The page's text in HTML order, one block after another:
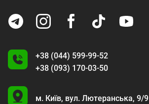
+38 (044) 599-99-52
+38 (093) 170-03-50
U
м. Київ, вул. Лютеранська, 9/9